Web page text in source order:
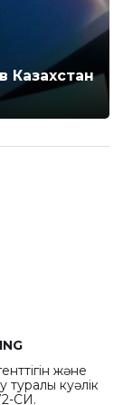
Казахстан
және
туралы куәлік
СИ.